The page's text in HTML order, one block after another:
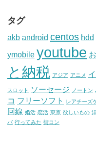
タグ
akb android centos hdd
ymobile youtube
と納税 アジア アニメ
スロット ソーセージ ノートン
コ フリーソフト レアチーズ
回線 婚活 恋活 東京 欲しいもの
バ 行ってみた 街コン